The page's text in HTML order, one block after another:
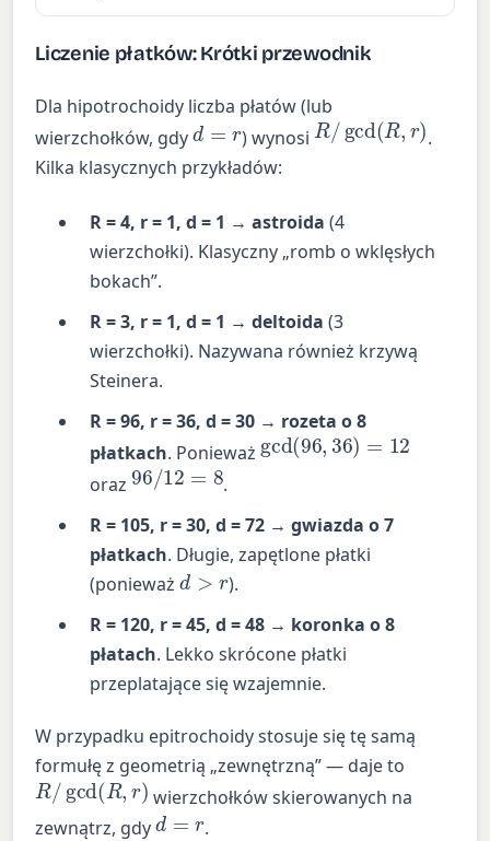
Liczenie płatków: Krótki przewodnik
Dla hipotrochoidy liczba płatów (lub
wierzchołków, gdyd =r ) wynosi
R/gcd(R,r
.
Kilka klasycznych przykładów:
R = 4, r = 1, d = 1 → astroida (4
wierzchołki). Klasyczny „romb o wklęsłych
bokach”.
R = 3, r = 1, d = 1 → deltoida (3
wierzchołki). Nazywana również krzywą
Steinera.
R = 96, r = 36, d = 30 → rozeta o 8
płatkach. Ponieważ
gcd(96,36)= 12
oraz
96/12=8
.
R = 105, r = 30, d = 72 → gwiazda o 7
płatkach. Długie, zapętlone płatki
(ponieważd >r
).
R = 120, r = 45, d = 48 → koronka o 8
płatach. Lekko skrócone płatki
przeplatające się wzajemnie.
W przypadku epitrochoidy stosuje się tę samą
formułę z geometrią „zewnętrzną” — daje to
R/gcd(R,r)
wierzchołków skierowanych na
zewnątrz, gdyd =r .